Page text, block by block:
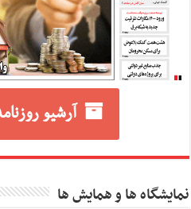
آرشیو
نمایشگاه ها و همایش ها